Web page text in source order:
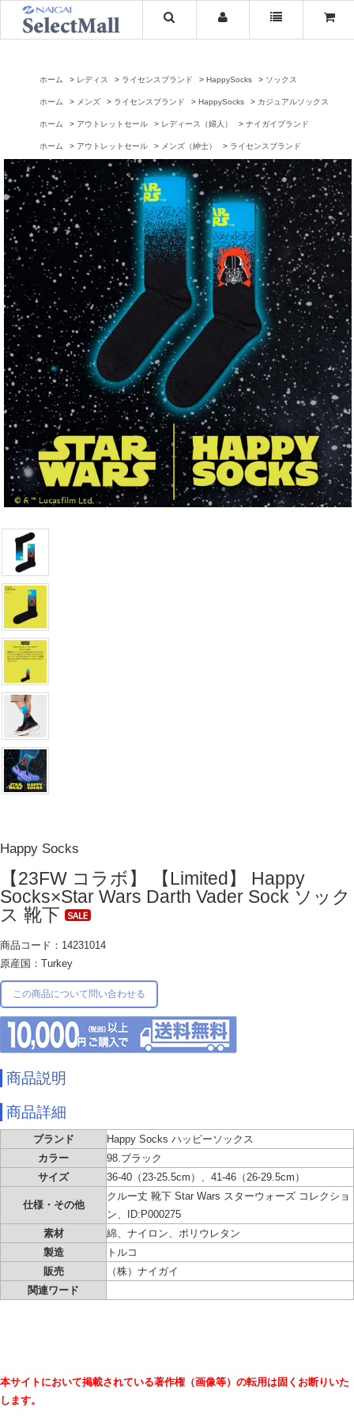
ホーム レディス ライセンスブランド HappySocks ソックス
ホーム メンズ ライセンスブランド HappySocks カジュアルソックス
ホーム アウトレットセール レディース（婦人） ナイガイブランド
ホーム アウトレットセール メンズ（紳士） ライセンスブランド
Happy Socks
【23FW コラボ】 【Limited】 Happy
Socks×Star Wars Darth Vader Sock ソック
ス 靴下
商品コード：14231014
原産国：Turkey
この商品について問い合わせる
商品説明
商品詳細
ブランド
Happy Socks ハッピーソックス
カラー
98.ブラック
サイズ
36-40（23-25.5cm）、41-46（26-29.5cm）
仕様・その他
クルー丈 靴下 Star Wars スターウォーズ コレクショ
ン、ID:P000275
素材
綿、ナイロン、ポリウレタン
製造
トルコ
販売
（株）ナイガイ
関連ワード
本サイトにおいて掲載されている著作権（画像等）の転用は固くお断りいた
します。